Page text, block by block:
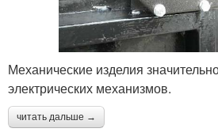
Механические изделия
электрических механизмов.
читать дальше →